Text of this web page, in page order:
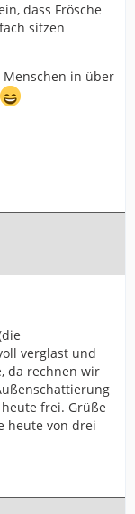
dass Frösche
sitzen
Menschen in über
verglast und
da rechnen wir
frei. Grüße
heute von drei